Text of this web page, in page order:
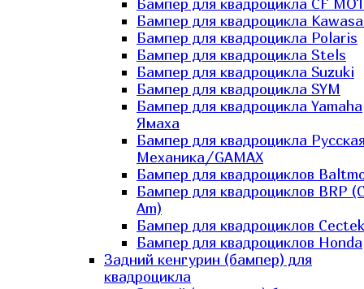
Бампер для квадроцикла CF
Бампер для квадроцикла
Бампер для квадроцикла Polaris
Бампер для квадроцикла Stels
Бампер для квадроцикла Suzuki
Бампер для квадроцикла SYM
Бампер для квадроцикла Yamaha
Ямаха
Бампер для квадроцикла
Механика/GAMAX
Бампер для квадроциклов
Бампер для квадроциклов BRP
Am)
Бампер для квадроциклов Cectek
Бампер для квадроциклов Honda
Задний кенгурин (бампер) для
квадроцикла